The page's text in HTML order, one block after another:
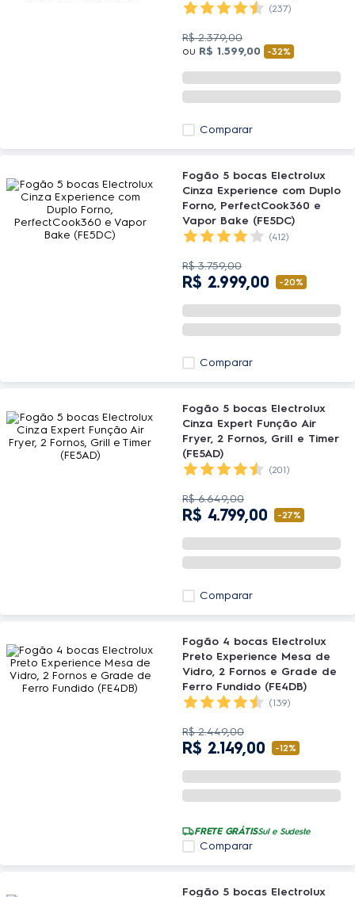
(237)
R$ 2.379,00
ou R$ 1.599,00 -32%
Comparar
Fogão 5 bocas Electrolux
Cinza Experience com Duplo
Forno, PerfectCook360 e
Vapor Bake (FE5DC)
(412)
R$ 3.759,00
R$ 2.999,00 -20%
Comparar
Fogão 5 bocas Electrolux
Cinza Expert Função Air
Fryer, 2 Fornos, Grill e Timer
(FE5AD)
(201)
R$ 6.649,00
R$ 4.799,00 -27%
Comparar
Fogão 4 bocas Electrolux
Preto Experience Mesa de
Vidro, 2 Fornos e Grade de
Ferro Fundido (FE4DB)
(139)
R$ 2.449,00
R$ 2.149,00 -12%
FRETE GRÁTISSul e Sudeste
Comparar
Fogão 5 bocas Electrolux